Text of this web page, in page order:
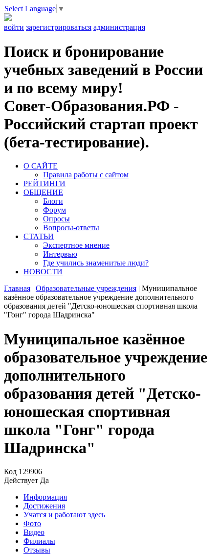
Select Language ▼
войти зарегистрироваться администрация
Поиск и бронирование
учебных заведений в России
и по всему миру!
Совет-Образования.РФ -
Российский стартап проект
(бета-тестирование).
О САЙТЕ
Правила работы с сайтом
РЕЙТИНГИ
ОБЩЕНИЕ
Блоги
Форум
Опросы
Вопросы-ответы
СТАТЬИ
Экспертное мнение
Интервью
Где учились знаменитые люди?
НОВОСТИ
Главная | Образовательные учреждения | Муниципальное
казённое образовательное учреждение дополнительного
образования детей "Детско-юношеская спортивная школа
"Гонг" города Шадринска"
Муниципальное казённое
образовательное учреждение
дополнительного
образования детей "Детско-
юношеская спортивная
школа "Гонг" города
Шадринска"
Код 129906
Действует Да
Информация
Достижения
Учатся и работают здесь
Фото
Видео
Филиалы
Отзывы